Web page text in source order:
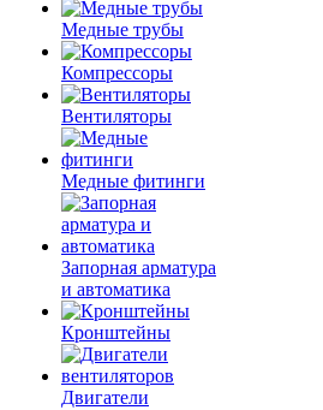
Медные трубы
Компрессоры
Вентиляторы
Медные фитинги
Запорная арматура
и автоматика
Кронштейны
Двигатели